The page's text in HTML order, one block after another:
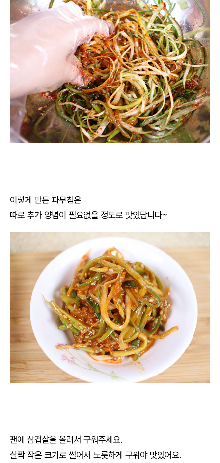
이렇게 만든 파무침은
따로 추가 양념이 필요없을 정도로 맛있답니다~
팬에 삼겹살을 올려서 구워주세요.
살짝 작은 크기로 썰어서 노릇하게 구워야 맛있어요.